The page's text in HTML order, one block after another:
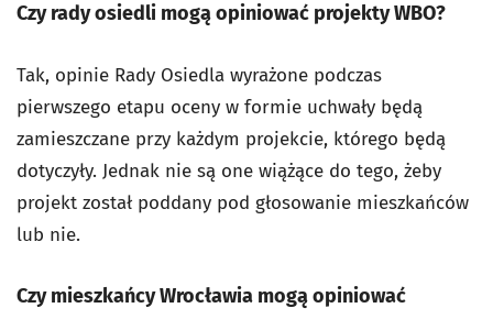
Czy rady osiedli mogą opiniować projekty WBO?
Tak, opinie Rady Osiedla wyrażone podczas
pierwszego etapu oceny w formie uchwały będą
zamieszczane przy każdym projekcie, którego będą
dotyczyły. Jednak nie są one wiążące do tego, żeby
projekt został poddany pod głosowanie mieszkańców
lub nie.
Czy mieszkańcy Wrocławia mogą opiniować